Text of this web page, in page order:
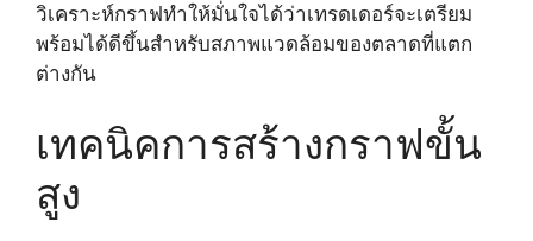
วิเคราะห์กราฟทำให้มั่นใจได้ว่าเทรดเดอร์จะเตรียม
พร้อมได้ดีขึ้นสำหรับสภาพแวดล้อมของตลาดที่แตก
ต่างกัน
เทคนิคการสร้างกราฟขั้น
สูง